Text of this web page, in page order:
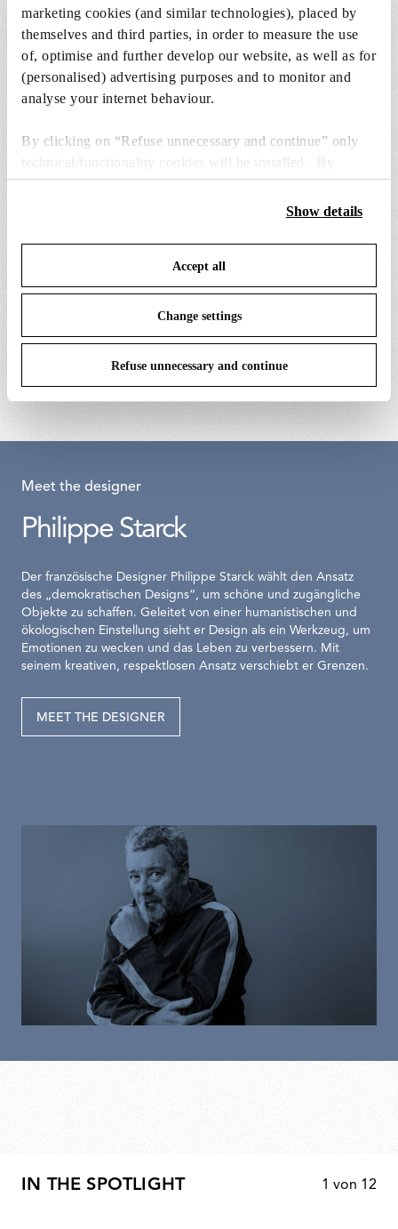
marketing cookies (and similar technologies), placed by
themselves and third parties, in order to measure the use
of, optimise and further develop our website, as well as for
(personalised) advertising purposes and to monitor and
analyse your internet behaviour.
By clicking on “Refuse unnecessary and continue” only
technical/functionality cookies will be installed. By
clicking on “Accept all” you consent to the use of all the
cookies. By clicking on “Change settings” you can accept
save your choices. You can modify your options anytime.
To know more refer to ourCookie Policy
Show details
Accept all
Change settings
Refuse unnecessary and continue
ERSATZTEILE & ZUBEHÖR Alle anzeigen (8)
Meet the designer
Philippe Starck
Der französische Designer Philippe Starck wählt den Ansatz
des „demokratischen Designs“, um schöne und zugängliche
Objekte zu schaffen. Geleitet von einer humanistischen und
ökologischen Einstellung sieht er Design als ein Werkzeug, um
Emotionen zu wecken und das Leben zu verbessern. Mit
seinem kreativen, respektlosen Ansatz verschiebt er Grenzen.
MEET THE DESIGNER
IN THE SPOTLIGHT 1 von 12